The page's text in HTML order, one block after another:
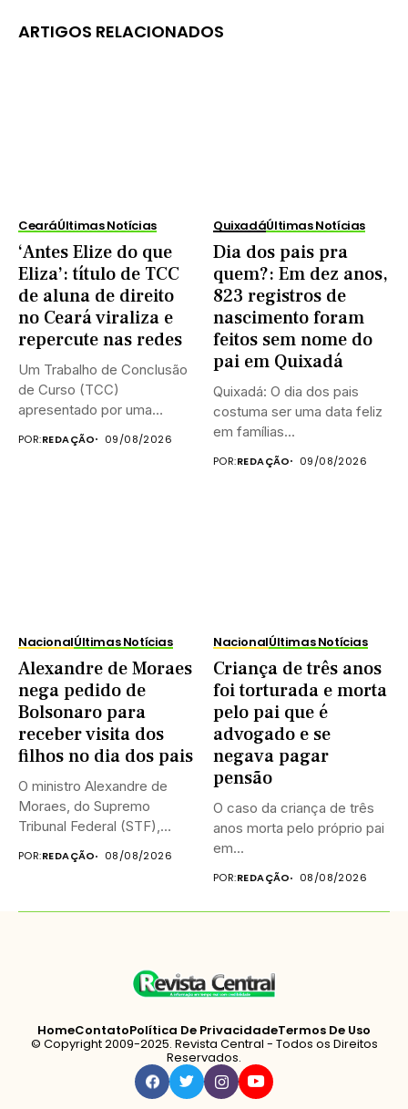
ARTIGOS RELACIONADOS
CearáÚltimas Notícias
‘Antes Elize do que
Eliza’: título de TCC
de aluna de direito
no Ceará viraliza e
repercute nas redes
Um Trabalho de Conclusão
de Curso (TCC)
apresentado por uma
POR:REDAÇÃO 09/08/2026
QuixadáÚltimas Notícias
Dia dos pais pra
quem?: Em dez anos,
823 registros de
nascimento foram
feitos sem nome do
pai em Quixadá
Quixadá: O dia dos pais
costuma ser uma data feliz
em famílias...
POR:REDAÇÃO 09/08/2026
NacionalÚltimas Notícias
Alexandre de Moraes
nega pedido de
Bolsonaro para
receber visita dos
filhos no dia dos pais
O ministro Alexandre de
Moraes, do Supremo
Tribunal Federal (STF),
negou neste...
POR:REDAÇÃO 08/08/2026
NacionalÚltimas Notícias
Criança de três anos
foi torturada e morta
pelo pai que é
advogado e se
negava pagar
pensão
O caso da criança de três
anos morta pelo próprio pai
em...
POR:REDAÇÃO 08/08/2026
HomeContatoPolítica De PrivacidadeTermos De Uso
© Copyright 2009-2025. Revista Central - Todos os Direitos
Reservados.